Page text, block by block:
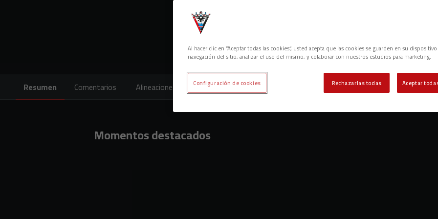
Resumen Comentarios Alineaciones Cara a cara Estadísticas Competición
Momentos destacados
Al hacer clic en “Aceptar todas las cookies”, usted acepta que las cookies se guarden en su
navegación del sitio, analizar el uso del mismo, y colaborar con nuestros estudios para marketing.
Rechazarlas todas Aceptar
Configuración de cookies